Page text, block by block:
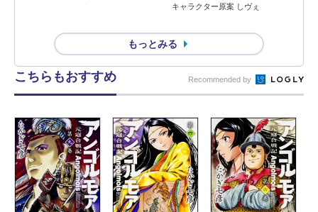
キャラクター原案 しヴぇ
もっとみる
こちらもおすすめ Recommended by